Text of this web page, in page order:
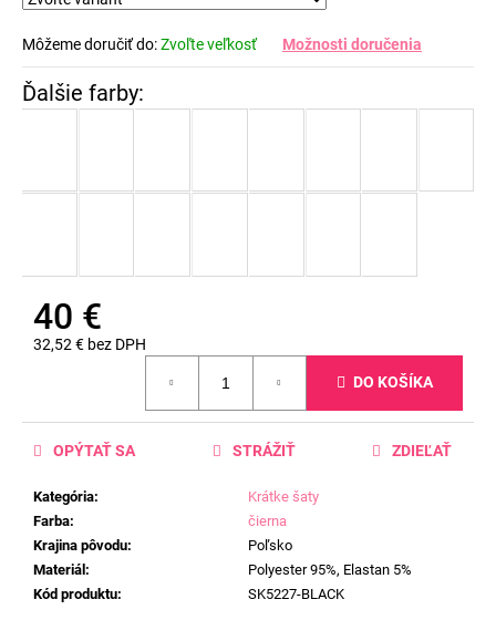
Môžeme doručiť do:Zvoľte veľkosť Možnosti doručenia
40 €
32,52 € bez DPH
DO KOŠÍKA
Kategória:
Krátke šaty
Farba:
čierna
Krajina pôvodu:
Poľsko
Materiál :
Polyester 95%, Elastan 5%
Kód produktu: SK5227-BLACK
OPÝTAŤ SA STRÁŽIŤ ZDIEĽAŤ